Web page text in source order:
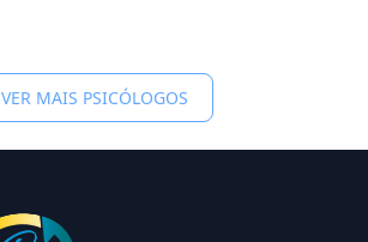
VER MAIS PSICÓLOGOS